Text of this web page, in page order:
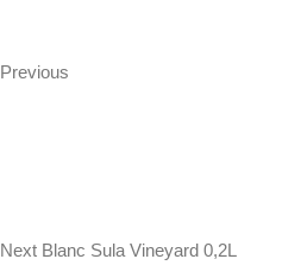
navigation
Previous
Next Blanc Sula Vineyard 0,2L